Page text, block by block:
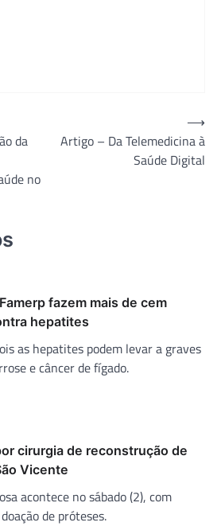
da
no
Artigo – Da Telemedicina à
Saúde Digital
⟶
fazem mais de cem
hepatites
as hepatites podem levar a graves
e câncer de fígado.
cirurgia de reconstrução de
Vicente
acontece no sábado (2), com
de próteses.